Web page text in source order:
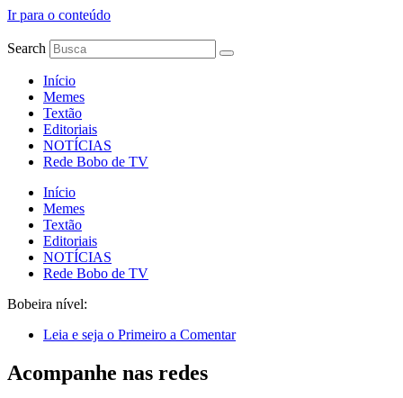
Ir para o conteúdo
Search
Início
Memes
Textão
Editoriais
NOTÍCIAS
Rede Bobo de TV
Início
Memes
Textão
Editoriais
NOTÍCIAS
Rede Bobo de TV
Bobeira nível:
Leia e seja o Primeiro a Comentar
Acompanhe nas redes